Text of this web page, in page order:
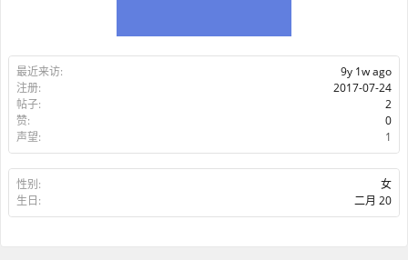
最近来访:
9y 1w ago
注册:
2017-07-24
帖子:
2
赞:
0
声望:
1
性别:
女
生日:
二月 20